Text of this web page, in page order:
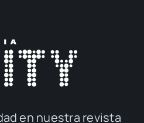
en nues­tra revis­ta